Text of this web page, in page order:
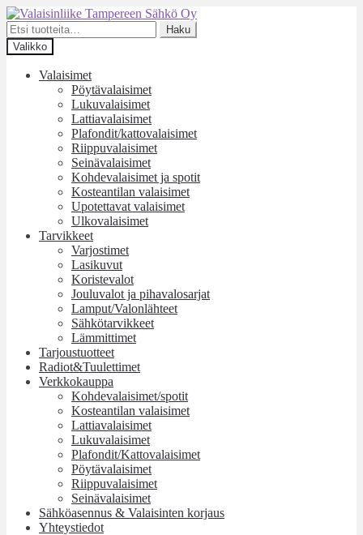
Siirry
navigointiin
Siirry
sisältöön
Etsi:
Haku
Valikko
Valaisimet
Pöytävalaisimet
Lukuvalaisimet
Lattiavalaisimet
Plafondit/kattovalaisimet
Riippuvalaisimet
Seinävalaisimet
Kohdevalaisimet ja spotit
Kosteantilan valaisimet
Upotettavat valaisimet
Ulkovalaisimet
Tarvikkeet
Varjostimet
Lasikuvut
Koristevalot
Jouluvalot ja pihavalosarjat
Lamput/Valonlähteet
Sähkötarvikkeet
Lämmittimet
Tarjoustuotteet
Radiot&Tuulettimet
Verkkokauppa
Kohdevalaisimet/spotit
Kosteantilan valaisimet
Lattiavalaisimet
Lukuvalaisimet
Plafondit/Kattovalaisimet
Pöytävalaisimet
Riippuvalaisimet
Seinävalaisimet
Sähköasennus & Valaisinten korjaus
Yhteystiedot